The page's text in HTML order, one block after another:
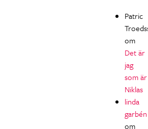
Patric
om
Det är
jag
som är
Niklas
linda
garbén
om